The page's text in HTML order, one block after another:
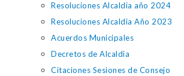
Resoluciones Alcaldia año 2024
Resoluciones Alcaldia Año 2023
Acuerdos Municipales
Decretos de Alcaldia
Citaciones Sesiones de Consejo